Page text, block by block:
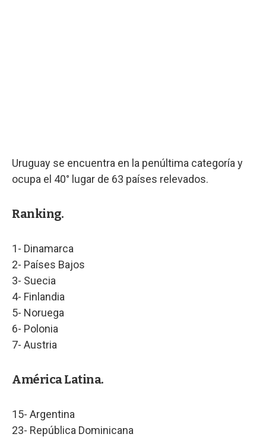
Uruguay se encuentra en la penúltima categoría y
ocupa el 40° lugar de 63 países relevados.
Ranking.
1- Dinamarca
2- Países Bajos
3- Suecia
4- Finlandia
5- Noruega
6- Polonia
7- Austria
América Latina.
15- Argentina
23- República Dominicana